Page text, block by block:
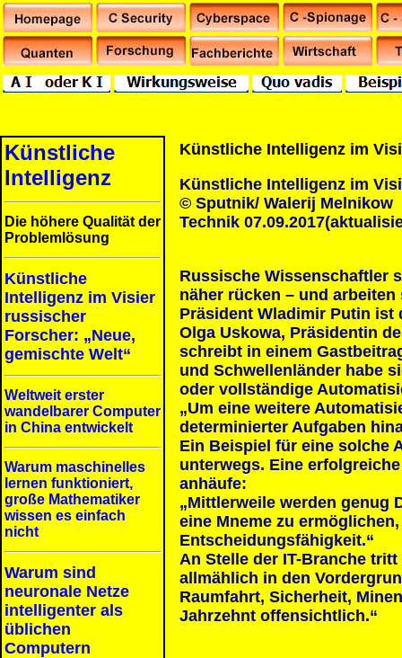
Künstliche
Intelligenz
Die höhere Qualität der
Problemlösung
Künstliche
Intelligenz im Visier
russischer
Forscher: „Neue,
gemischte Welt“
Weltweit erster
wandelbarer Computer
in China entwickelt
Warum maschinelles
lernen funktioniert,
große Mathematiker
wissen es einfach
nicht
Warum sind
neuronale Netze
intelligenter als
üblichen
Computern
Künstliche Intelligenz im
Künstliche Intelligenz im
© Sputnik/ Walerij Melnikow
Technik
Russische Wissenschaftler
näher rücken – und
Präsident Wladimir Putin ist
Olga Uskowa, Präsidentin
schreibt in einem
und Schwellenländer habe
oder vollständige
„Um eine weitere
determinierter Aufgaben
Ein Beispiel für eine solche
unterwegs. Eine
anhäufe:
„Mittlerweile werden genug
eine Mneme zu
Entscheidungsfähigkeit.“
An Stelle der IT-Branche
allmählich in den
Raumfahrt, Sicherheit,
Jahrzehnt offensichtlich.“